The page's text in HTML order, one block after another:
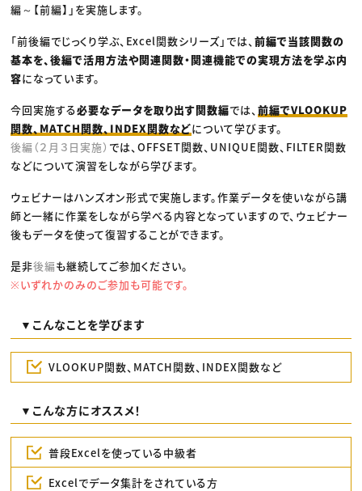
プロフェッショナル×つながる×メディア
編～【前編】」を実施します。
「前後編でじっくり学ぶ、Excel関数シリーズ」では、前編で当該関数の
基本を、後編で活用方法や関連関数・関連機能での実現方法を学ぶ内
容になっています。
今回実施する必要なデータを取り出す関数編では、前編でVLOOKUP
関数、MATCH関数、INDEX関数などについて学びます。
後編（２月３日実施） では、OFFSET関数、UNIQUE関数、FILTER関数
などについて演習をしながら学びます。
ウェビナーはハンズオン形式で実施します。作業データを使いながら講
師と一緒に作業をしながら学べる内容となっていますので、ウェビナー
後もデータを使って復習することができます。
是非後編も継続してご参加ください。
※いずれかのみのご参加も可能です。
▼こんなことを学びます
VLOOKUP関数、MATCH関数、INDEX関数など
▼こんな方にオススメ！
普段Excelを使っている中級者
Excelでデータ集計をされている方